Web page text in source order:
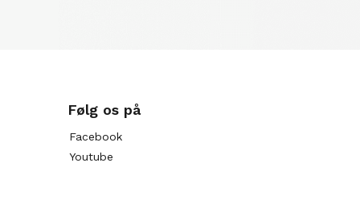
Følg os på
Facebook
Youtube